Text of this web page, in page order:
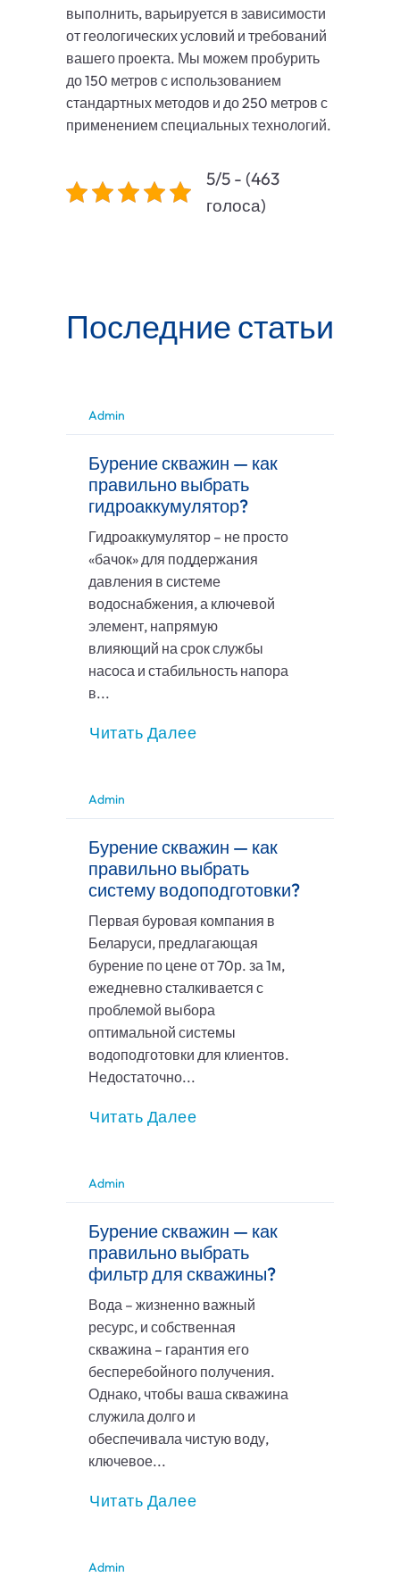
выполнить, варьируется в зависимости
от геологических условий и требований
вашего проекта. Мы можем пробурить
до 150 метров с использованием
стандартных методов и до 250 метров с
применением специальных технологий.
5/5 - (463
голоса)
Последние статьи
Admin
Бурение скважин — как
правильно выбрать
гидроаккумулятор?
Гидроаккумулятор – не просто
«бачок» для поддержания
давления в системе
водоснабжения, а ключевой
элемент, напрямую
влияющий на срок службы
насоса и стабильность напора
в...
Читать Далее
Admin
Бурение скважин — как
правильно выбрать
систему водоподготовки?
Первая буровая компания в
Беларуси, предлагающая
бурение по цене от 70р. за 1м,
ежедневно сталкивается с
проблемой выбора
оптимальной системы
водоподготовки для клиентов.
Недостаточно...
Читать Далее
Admin
Бурение скважин — как
правильно выбрать
фильтр для скважины?
Вода – жизненно важный
ресурс, и собственная
скважина – гарантия его
бесперебойного получения.
Однако, чтобы ваша скважина
служила долго и
обеспечивала чистую воду,
ключевое...
Читать Далее
Admin